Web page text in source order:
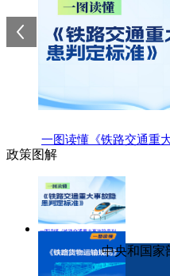
一图读懂《铁路交通重
准》
政策图解
一图读懂《铁路交通重大事故隐患判定标准》
中央和国家